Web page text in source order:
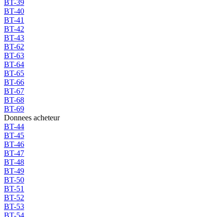
BT-39
BT-40
BT-41
BT-42
BT-43
BT-62
BT-63
BT-64
BT-65
BT-66
BT-67
BT-68
BT-69
Donnees acheteur
BT-44
BT-45
BT-46
BT-47
BT-48
BT-49
BT-50
BT-51
BT-52
BT-53
BT-54